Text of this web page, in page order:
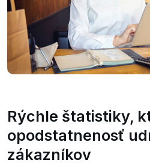
Rýchle štatistiky,
opodstatnenosť
zákazníkov